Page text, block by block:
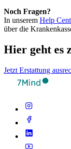
Noch Fragen?
In unserem Help
über die
Hier geht es
Jetzt Erstattung